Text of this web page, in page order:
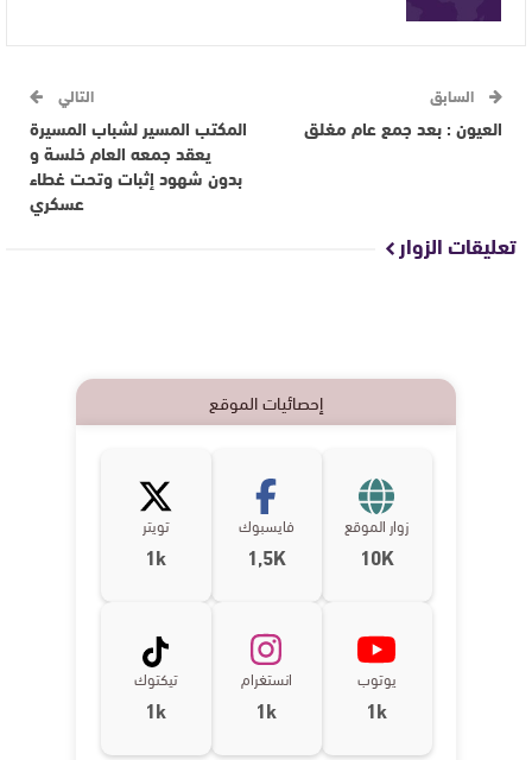
السابق
العيون : بعد جمع عام مغلق
التالي
المكتب المسير لشباب المسيرة
يعقد جمعه العام خلسة و
بدون شهود إثبات وتحت غطاء
عسكري
تعليقات الزوار
إحصائيات الموقع
زوار الموقع
10K
فايسبوك
1,5K
تويتر
1k
يوتوب
1k
انستغرام
1k
تيكتوك
1k